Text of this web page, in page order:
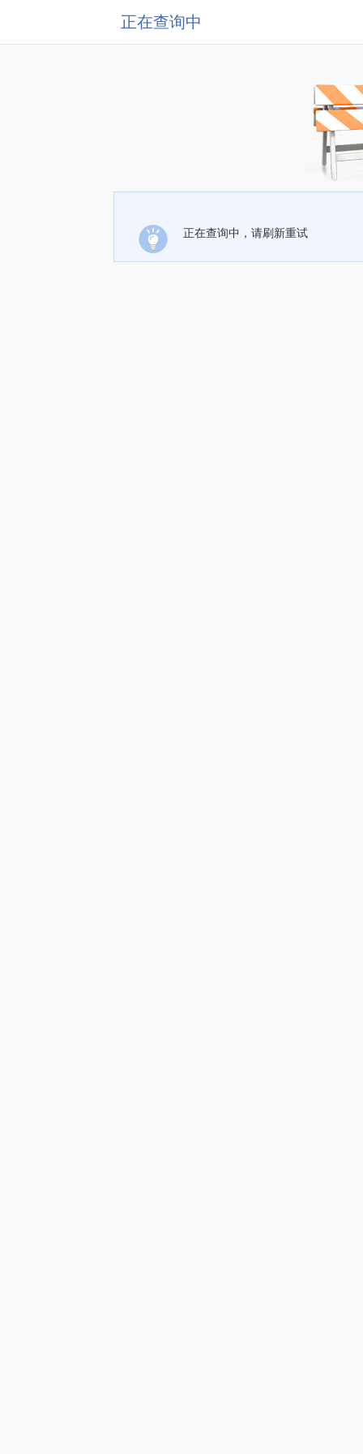
正在查询中
正在查询中，请刷新重试